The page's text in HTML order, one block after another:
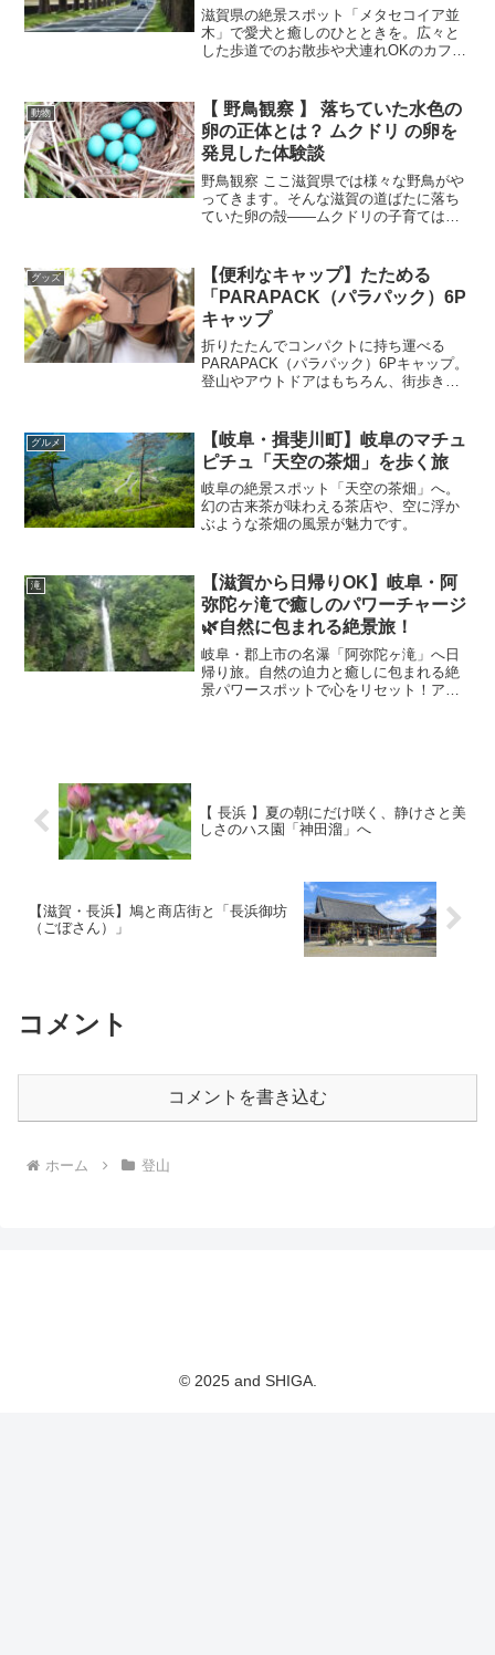
滋賀県の絶景スポット「メタセコイア並
木」で愛犬と癒しのひとときを。広々と
した歩道でのお散歩や犬連れOKのカフェ
ます。
動物
【 野鳥観察 】 落ちていた水色の
卵の正体とは？ ムクドリ の卵を
発見した体験談
野鳥観察 ここ滋賀県では様々な野鳥がや
ってきます。そんな滋賀の道ばたに落ち
ていた卵の殻——ムクドリの子育ては驚
続！ある日、道ばたに落ちていた小さな
卵の殻散歩の途中...
グッズ
【便利なキャップ】たためる
「PARAPACK（パラパック）6P
キャップ
折りたたんでコンパクトに持ち運べる
PARAPACK（パラパック）6Pキャップ。
登山やアウトドアはもちろん、街歩きや
です。
グルメ
【岐阜・揖斐川町】岐阜のマチュ
ピチュ「天空の茶畑」を歩く旅
岐阜の絶景スポット「天空の茶畑」へ。
幻の古来茶が味わえる茶店や、空に浮か
ぶような茶畑の風景が魅力です。
滝
【滋賀から日帰りOK】岐阜・阿
弥陀ヶ滝で癒しのパワーチャージ
🌿自然に包まれる絶景旅！
岐阜・郡上市の名瀑「阿弥陀ヶ滝」へ日
帰り旅。自然の迫力と癒しに包まれる絶
景パワースポットで心をリセット！アク
【 長浜 】夏の朝にだけ咲く、静けさと美
しさのハス園「神田溜」へ
【滋賀・長浜】鳩と商店街と「長浜御坊
（ごぼさん）」
コメント
コメントを書き込む
ホーム 登山
© 2025 and SHIGA.